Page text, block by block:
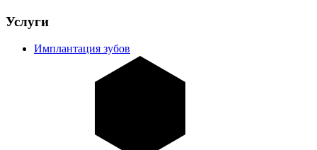
Услуги
Имплантация зубов